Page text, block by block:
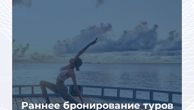
Раннее бронирование туров